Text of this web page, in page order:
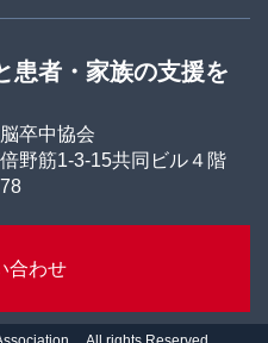
患者・家族の支援を
卒中協会
野筋1-3-15共同ビル４階